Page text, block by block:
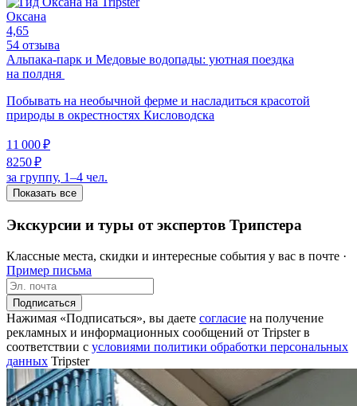
Оксана
4,65
54 отзыва
Альпака-парк и Медовые водопады: уютная поездка
на полдня
Побывать на необычной ферме и насладиться красотой
природы в окрестностях Кисловодска
11 000 ₽
8250 ₽
за группу, 1–4 чел.
Показать все
Экскурсии и туры от экспертов Трипстера
Классные места, скидки и интересные события у вас в почте ·
Пример письма
Подписаться
Нажимая «Подписаться», вы даете согласие на получение
рекламных и информационных сообщений от Tripster в
соответствии c условиями политики обработки персональных
данных Tripster